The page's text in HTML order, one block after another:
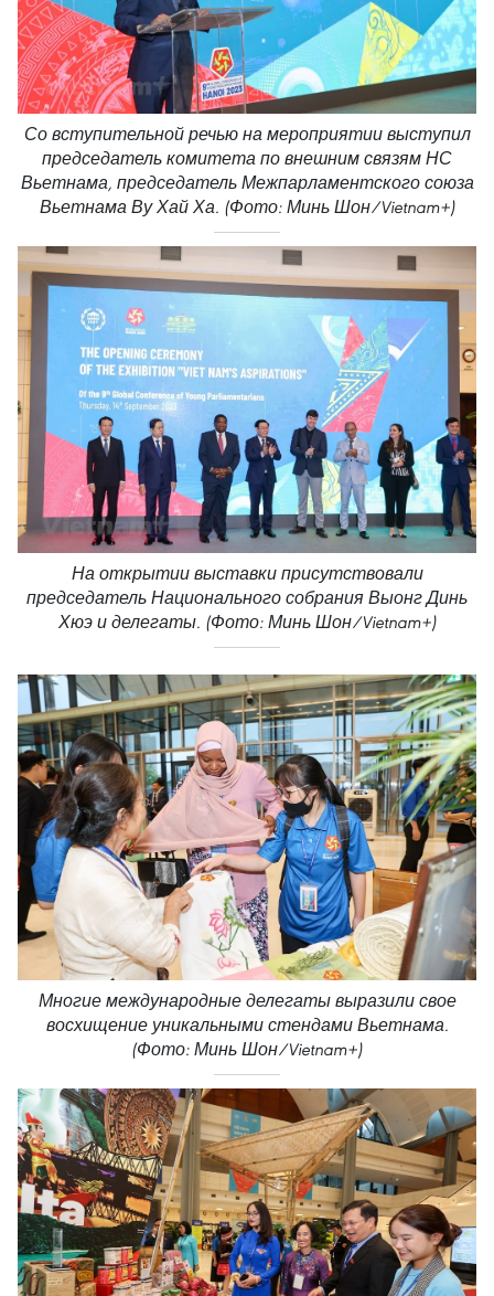
Со вступительной речью на мероприятии выступил
председатель комитета по внешним связям НС
Вьетнама, председатель Межпарламентского союза
Вьетнама Ву Хай Ха. (Фото: Минь Шон/Vietnam+)
На открытии выставки присутствовали
председатель Национального собрания Выонг Динь
Хюэ и делегаты. (Фото: Минь Шон/Vietnam+)
Многие международные делегаты выразили свое
восхищение уникальными стендами Вьетнама.
(Фото: Минь Шон/Vietnam+)